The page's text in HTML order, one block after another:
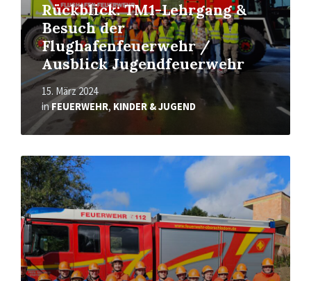
Rückblick: TM1-Lehrgang &
Besuch der
Flughafenfeuerwehr /
Ausblick Jugendfeuerwehr
15. März 2024
inFEUERWEHR, KINDER & JUGEND
Mehr
erfahren